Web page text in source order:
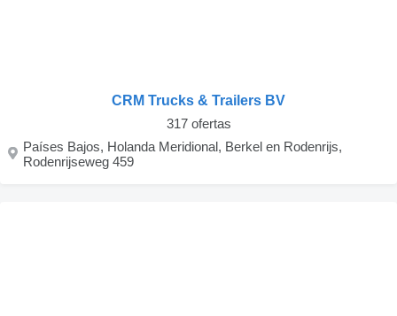
CRM Trucks & Trailers BV
317 ofertas
Países Bajos, Holanda Meridional, Berkel en Rodenrijs,
Rodenrijseweg 459